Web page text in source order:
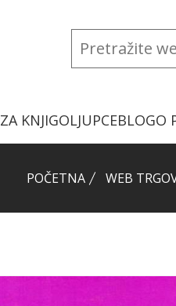
ZA KNJIGOLJUPCEBLOGO
POČETNA WEB